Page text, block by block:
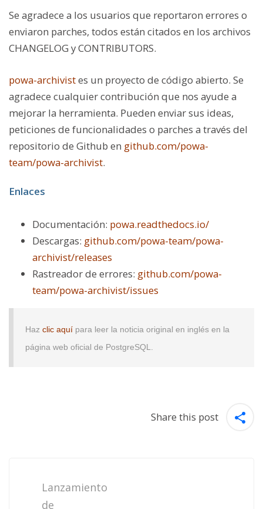
Se agradece a los usuarios que reportaron errores o
enviaron parches, todos están citados en los archivos
CHANGELOG y CONTRIBUTORS.
powa-archivistes un proyecto de código abierto. Se
agradece cualquier contribución que nos ayude a
mejorar la herramienta. Pueden enviar sus ideas,
peticiones de funcionalidades o parches a través del
repositorio de Github en github.com/powa-
team/powa-archivist.
Enlaces
Documentación: powa.readthedocs.io/
Descargas: github.com/powa-team/powa-
archivist/releases
Rastreador de errores: github.com/powa-
team/powa-archivist/issues
Haz clic aquí para leer la noticia original en inglés en la
página web oficial de PostgreSQL.
Share this post
navigation
Lanzamiento
de